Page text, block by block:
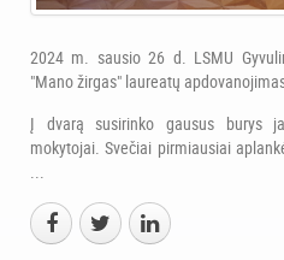
2024 m. sausio 26 d. LSMU
"Mano žirgas" laureatų
Į dvarą susirinko gausus burys
mokytojai. Svečiai pirmiausiai